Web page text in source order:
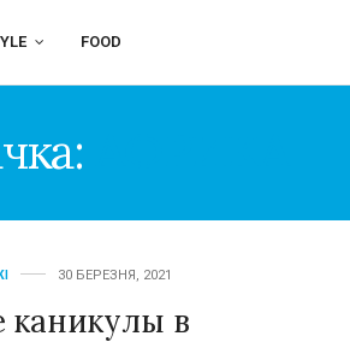
FOOD
30 БЕРЕЗНЯ, 2021
каникулы в